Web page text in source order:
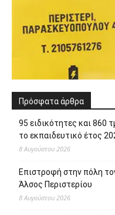
Πρόσφατα άρθρα
95 ειδικότητες και 860
το εκπαιδευτικό έτος
8 Αυγούστου 2026
Επιστροφή στην πόλη
Άλσος Περιστερίου
8 Αυγούστου 2026